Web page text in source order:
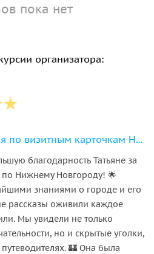
пока нет
организатора:
Пешеходная экскурсия по визитным карточкам Нижнего Новгорода
благодарность Татьяне за
Нижнему Новгороду! 🌟
знаниями о городе и его
рассказы оживили каждое
Мы увидели не только
но и скрытые уголки,
🏰 Она была